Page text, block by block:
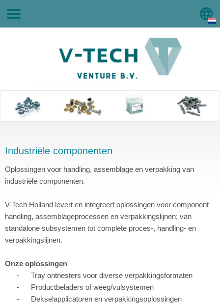
Industriële componenten
Oplossingen voor handling, assemblage en verpakking van
industriële componenten.
V-Tech Holland levert en integreert oplossingen voor component
handling, assemblageprocessen en verpakkingslijnen; van
standalone subsystemen tot complete proces-, handling- en
verpakkingslijnen.
Onze oplossingen
- Tray ontnesters voor diverse verpakkingsformaten
- Productbeladers of weeg/vulsystemen
- Dekselapplicatoren en verpakkingsoplossingen